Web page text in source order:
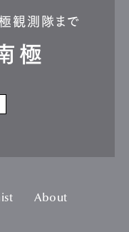
観測隊まで
極
About